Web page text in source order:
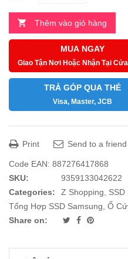
Thêm vào giỏ hàng
MUA NGAY
Giao Tận Nơi Hoặc Nhận Tại
TRẢ GÓP QUA THẺ
Visa, Master, JCB
Print Send to a friend
Code EAN: 887276417868
SKU:
9359133042622
Categories:
Z Shopping, SSD
Tổng Hợp SSD Samsung, Ổ
Share on: